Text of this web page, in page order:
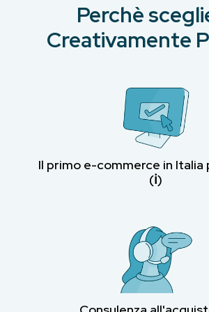
Perchè
Creativamente
Il primo e-commerce in Italia
(ℹ︎)